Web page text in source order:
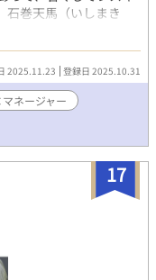
石巻天馬（いしまき
務所。そこで、幼馴
る。雪兎はＹＵＫＩ
・World のメンバーと
ネージャーとして働く
」と同一世界、同時
2025.11.23 登録日 2025.10.31
ネージャー
17